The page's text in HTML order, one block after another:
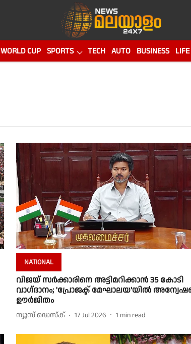
WORLD CUP SPORTS TECH AUTO BUSINESS LIFE
NATIONAL
വിജയ് സര്‍ക്കാരിനെ അട്ടിമറിക്കാന്‍ 35 കോടി
വാഗ്‌ദാനം; 'പ്രോജക്ട് മേഘാലയ'യില്‍
ഊര്‍ജിതം
ന്യൂസ് ഡെസ്ക് 17 Jul 2026 1 min read